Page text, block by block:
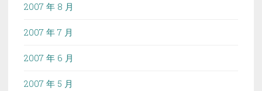
2007 年 8 月
2007 年 7 月
2007 年 6 月
2007 年 5 月